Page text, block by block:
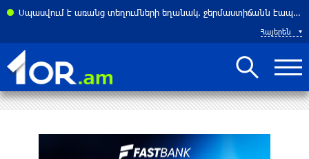
Սպասվում է առանց տեղումների եղանակ. ջերմաստիճանն էապես չի փոխվի
Հայերեն